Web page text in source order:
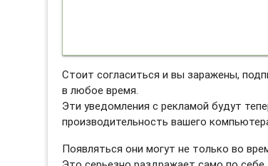
Стоит согласиться и вы заражены,
в любое время.
Эти уведомления с рекламой будут
производительность вашего
Появляться они могут не только во